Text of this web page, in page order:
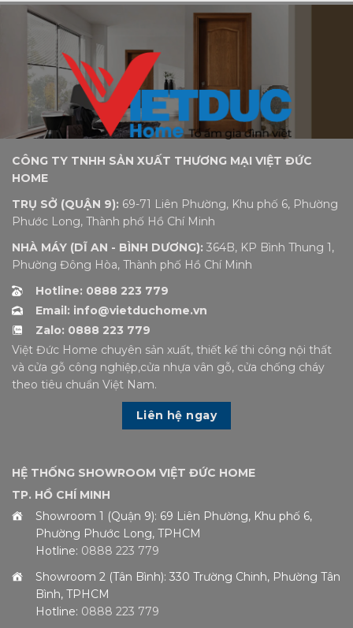
CÔNG TY TNHH SẢN XUẤT THƯƠNG MẠI VIỆT ĐỨC
HOME
TRỤ SỞ (QUẬN 9): 69-71 Liên Phường, Khu phố 6, Phường
Phước Long, Thành phố Hồ Chí Minh
NHÀ MÁY (DĨ AN - BÌNH DƯƠNG): 364B, KP Bình Thung 1,
Phường Đông Hòa, Thành phố Hồ Chí Minh
Hotline: 0888 223 779
Email: info@vietduchome.vn
Zalo: 0888 223 779
Việt Đức Home chuyên sản xuất, thiết kế thi công nội thất
và cửa gỗ công nghiệp,cửa nhựa vân gỗ, cửa chống cháy
theo tiêu chuẩn Việt Nam.
Liên hệ ngay
HỆ THỐNG SHOWROOM VIỆT ĐỨC HOME
TP. HỒ CHÍ MINH
Showroom 1 (Quận 9): 69 Liên Phường, Khu phố 6,
Phường Phước Long, TPHCM
Hotline: 0888 223 779
Showroom 2 (Tân Bình): 330 Trường Chinh, Phường Tân
Bình, TPHCM
Hotline: 0888 223 779